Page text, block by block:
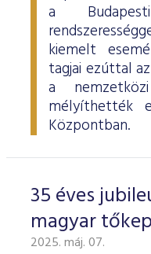
a
kiemelt
tagjai ezúttal
a
mélyíthették
Központban.
35 éves
magyar
2025. máj. 07.